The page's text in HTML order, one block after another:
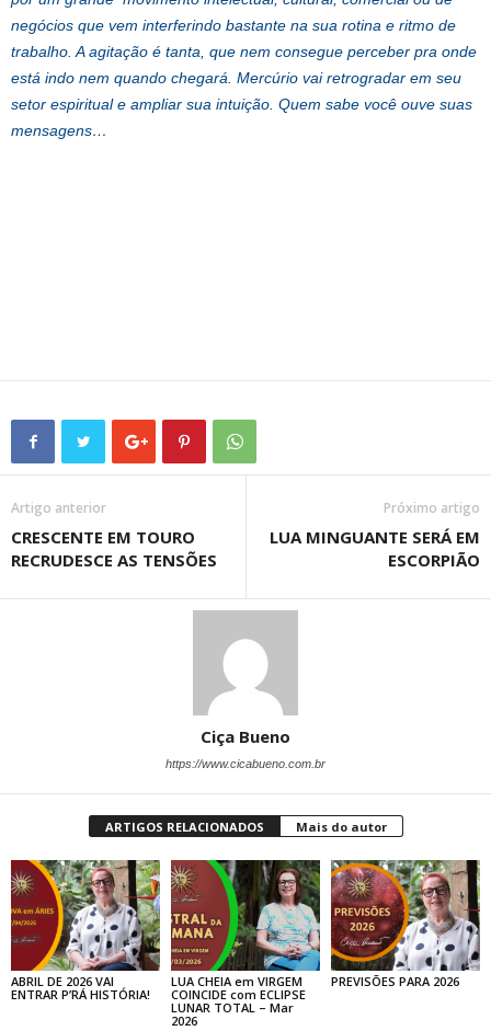
negócios que vem interferindo bastante na sua rotina e ritmo de
trabalho. A agitação é tanta, que nem consegue perceber pra onde
está indo nem quando chegará. Mercúrio vai retrogradar em seu
setor espiritual e ampliar sua intuição. Quem sabe você ouve suas
mensagens…
Artigo anterior
CRESCENTE EM TOURO
RECRUDESCE AS TENSÕES
Próximo artigo
LUA MINGUANTE SERÁ EM
ESCORPIÃO
Ciça Bueno
https://www.cicabueno.com.br
ARTIGOS RELACIONADOS Mais do autor
ABRIL DE 2026 VAI
ENTRAR P’RÁ HISTÓRIA!
LUA CHEIA em VIRGEM
COINCIDE com ECLIPSE
LUNAR TOTAL – Mar
2026
PREVISÕES PARA 2026